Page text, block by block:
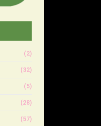
(2)
(32)
(5)
(28)
(57)